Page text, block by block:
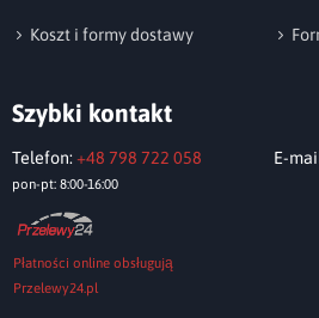
Koszt i formy dostawy
Szybki kontakt
Telefon: +48 798 722 058
pon-pt: 8:00-16:00
E-
Płatności online obsługują
Przelewy24.pl